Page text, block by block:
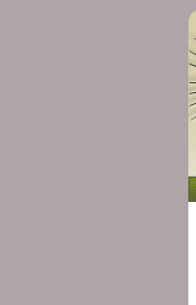
Panneau de gestion des cookies